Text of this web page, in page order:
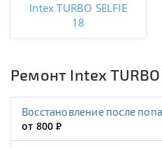
Intex TURBO SELFIE
18
Ремонт Intex TURBO
Восстановление после
от 800Р